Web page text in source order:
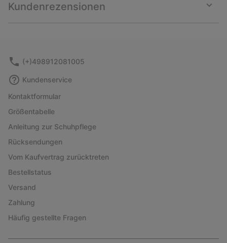
Kundenrezensionen
or
(+)498912081005
Kundenservice
Kontaktformular
Größentabelle
Anleitung zur Schuhpflege
Rücksendungen
Vom Kaufvertrag zurücktreten
Bestellstatus
Versand
Zahlung
Häufig gestellte Fragen